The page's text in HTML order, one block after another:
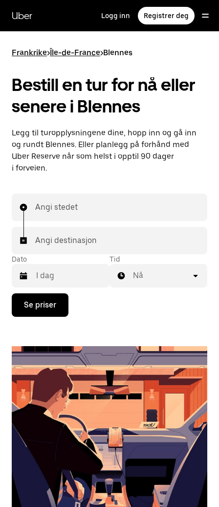
hovedinnholdet
Uber Logg inn Registrer deg
Frankrike>Île-de-France>Blennes
Bestill en tur for nå eller
senere i Blennes
Legg til turopplysningene dine, hopp inn og gå inn
og rundt Blennes. Eller planlegg på forhånd med
Uber Reserve når som helst i opptil 90 dager
i forveien.
Angi stedet
Angi destinasjon
Dato
Trykk
piltast
åpne
og
velge
dato.
Trykk
på
Esc-
knappen
kalenderen.
Tid
Nå
Se priser